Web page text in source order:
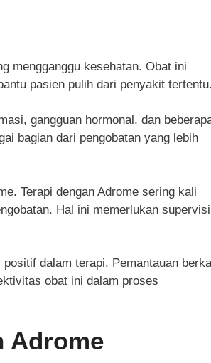
mengganggu kesehatan. Obat ini
pasien pulih dari penyakit
gangguan hormonal, dan
bagian dari pengobatan yang lebih
Terapi dengan Adrome sering kali
Hal ini memerlukan supervisi
dalam terapi. Pemantauan
obat ini dalam proses
Adrome